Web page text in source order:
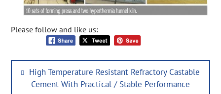
Please follow and like us:
Post
navigation
Previous
post:
High Temperature Resistant Refractory Castable
Cement With Practical / Stable Performance